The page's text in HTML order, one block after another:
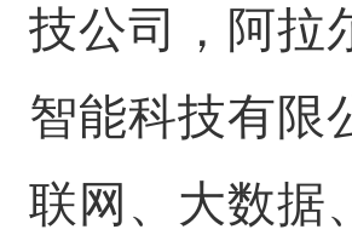
技公司，阿拉
智能科技有限
联网、大数据